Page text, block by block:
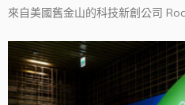
來自美國舊金山的科技新創公司